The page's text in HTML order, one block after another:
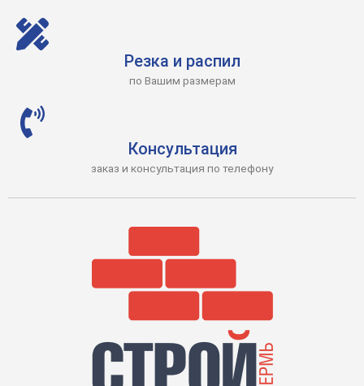
Резка и распил
по Вашим размерам
Консультация
заказ и консультация по телефону